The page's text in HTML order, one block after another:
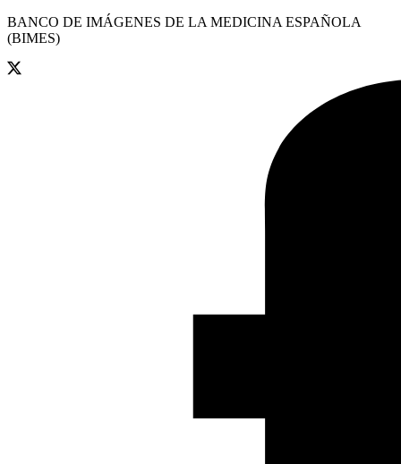
BANCO DE IMÁGENES DE LA MEDICINA ESPAÑOLA
(BIMES)